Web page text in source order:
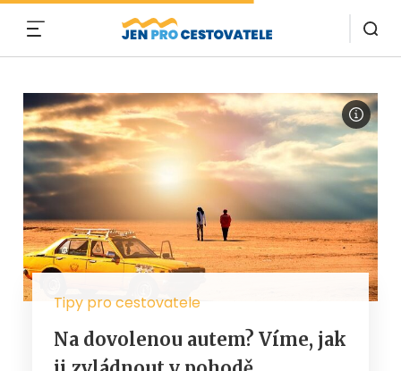
Tipy pro cestovatele
Na dovolenou autem? Víme, jak